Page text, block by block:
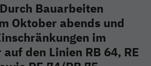
Bauarbeiten
Oktober abends und
im
den Linien RB 64, RE